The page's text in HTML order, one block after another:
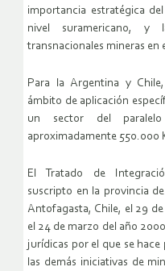
importancia estratégica
nivel suramericano, y
transnacionales mineras en
Para la Argentina y
ámbito de aplicación
un sector del
aproximadamente 550.000
El Tratado de
suscripto en la provincia
Antofagasta, Chile, el 29
el 24 de marzo del año
jurídicas por el que se
las demás iniciativas de